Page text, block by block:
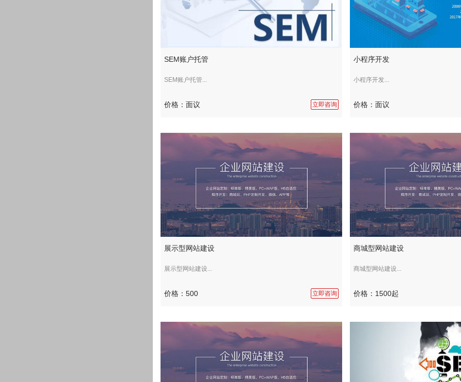
SEM账户托管
SEM账户托管...
价格：面议 立即咨询
小程序开发
小程序开发...
价格：面议
展示型网站建设
展示型网站建设...
价格：500 立即咨询
商城型网站建设
商城型网站建设...
价格：1500起